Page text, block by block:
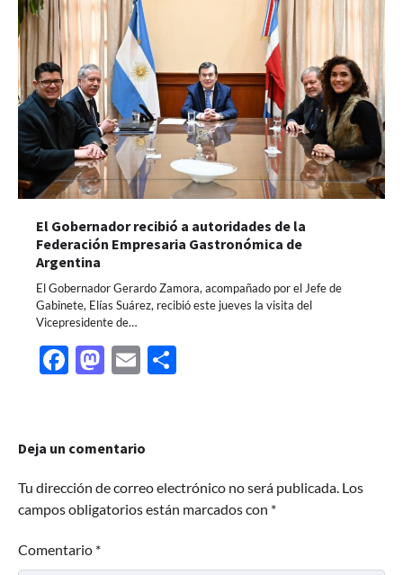
El Gobernador recibió a autoridades de la
Federación Empresaria Gastronómica de
Argentina
El Gobernador Gerardo Zamora, acompañado por el Jefe de
Gabinete, Elías Suárez, recibió este jueves la visita del
Vicepresidente de…
Facebook
Mastodon
Email
Deja un comentario
Tu dirección de correo electrónico no será publicada. Los
campos obligatorios están marcados con *
Comentario *